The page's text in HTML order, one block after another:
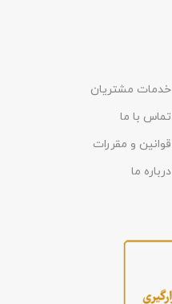
خدمات مشتریان
تماس با ما
قوانین و مقررات
درباره ما